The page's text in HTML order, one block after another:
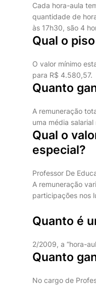
Cada hora-aula
quantidade de
às 17h30, são 4
Qual o
O valor mínimo
para R$ 4.580,57.
Quanto
A remuneração
uma média
Qual o
especial?
Professor De
A remuneração
participações nos
Quanto é
2/2009, a “hora-
Quanto
No cargo de